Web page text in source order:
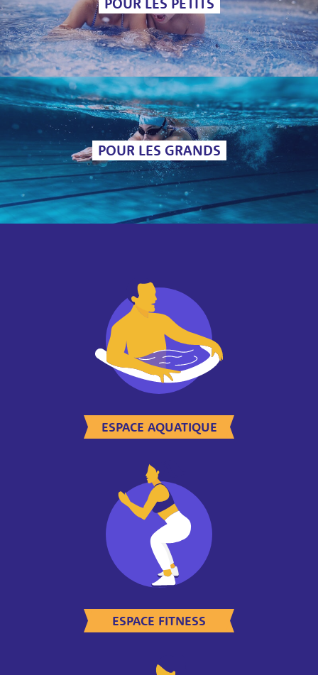
POUR LES GRANDS
ESPACE AQUATIQUE
ESPACE FITNESS